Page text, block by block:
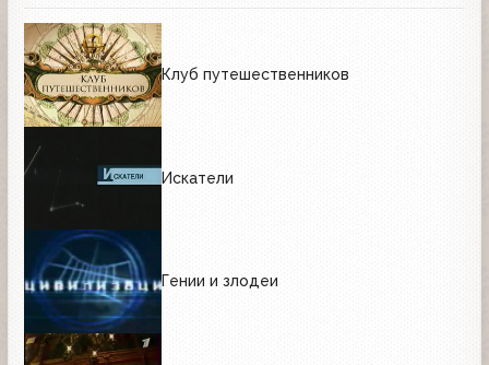
Клуб путешественников
Искатели
Гении и злодеи